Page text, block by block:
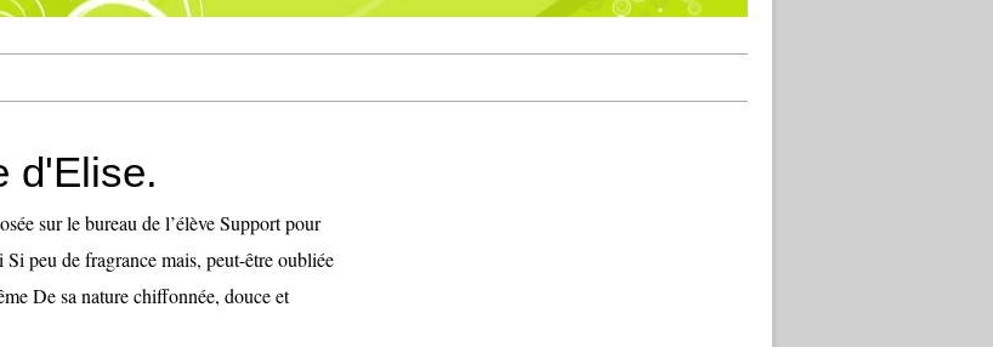
d'Elise.
sur le bureau de l’élève Support pour
peu de fragrance mais, peut-être oubliée
De sa nature chiffonnée, douce et